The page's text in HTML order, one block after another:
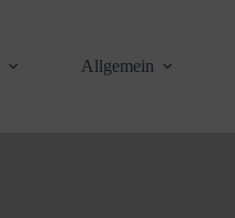
Allgemein